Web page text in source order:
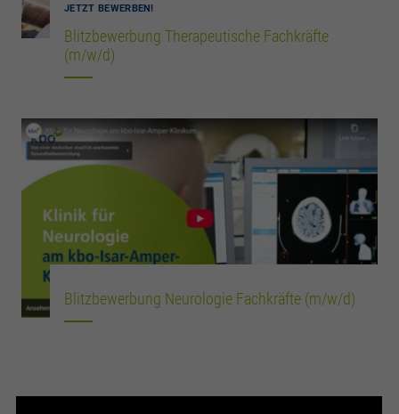
JETZT BEWERBEN!
Blitzbewerbung Therapeutische Fachkräfte
(m/w/d)
Blitzbewerbung Neurologie Fachkräfte (m/w/d)